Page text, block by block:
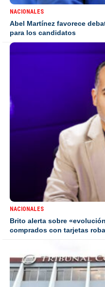
NACIONALES
Abel Martínez favorece
para los candidatos
NACIONALES
Brito alerta sobre
comprados con tarjetas